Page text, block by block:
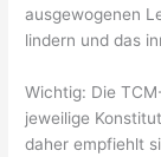
ausgewogenen
lindern und das
Wichtig: Die
jeweilige
daher empfiehlt